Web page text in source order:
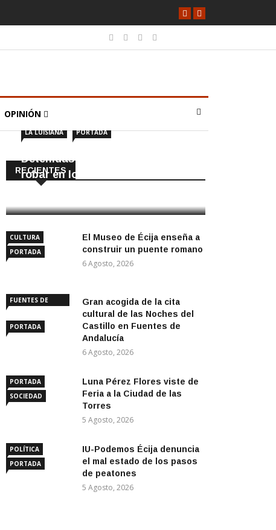
OPINIÓN
RECIENTES
LA LUISIANA PORTADA
Detenidas dos personas por
robar en locales de La Luisiana
CULTURA
PORTADA
El Museo de Écija enseña a
construir un puente romano
6 Agosto, 2026
FUENTES DE
PORTADA
Gran acogida de la cita
cultural de las Noches del
Castillo en Fuentes de
Andalucía
6 Agosto, 2026
PORTADA
SOCIEDAD
Luna Pérez Flores viste de
Feria a la Ciudad de las
Torres
5 Agosto, 2026
POLÍTICA
PORTADA
IU-Podemos Écija denuncia
el mal estado de los pasos
de peatones
5 Agosto, 2026